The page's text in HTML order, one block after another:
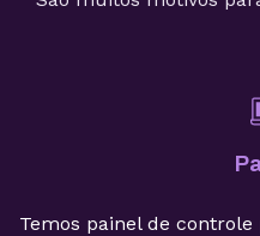
Temos painel de